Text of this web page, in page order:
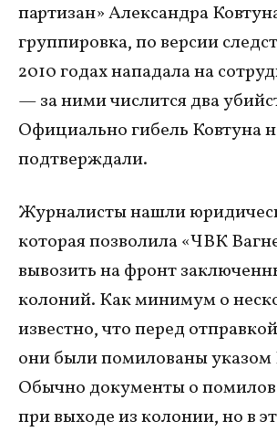
партизан» Александра
группировка, по версии
2010 годах нападала на
— за ними числится два
Официально гибель Ковтуна
подтверждали.
Журналисты нашли
которая позволила «ЧВК
вывозить на фронт
колоний. Как минимум о
известно, что перед
они были помилованы указом
Обычно документы о
при выходе из колонии, но в